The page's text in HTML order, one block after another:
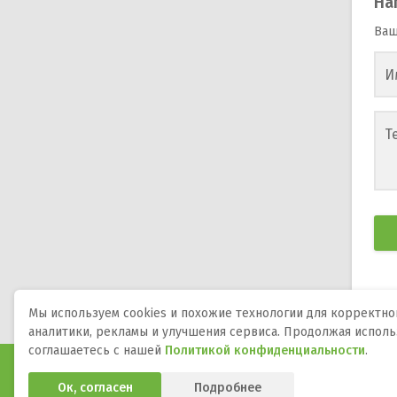
Программы и игры для телефона, планшета и ТВ на
Мы используем cookies и похожие технологии для
аналитики, рекламы и улучшения сервиса. Продолжая
соглашаетесь с нашей Политикой конфиденциальности.
Ок, согласен Подробнее